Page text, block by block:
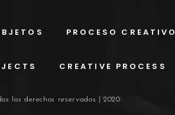
PROCESO CREATIVO
CREATIVE PROCESS
los derechos reservados | 2020